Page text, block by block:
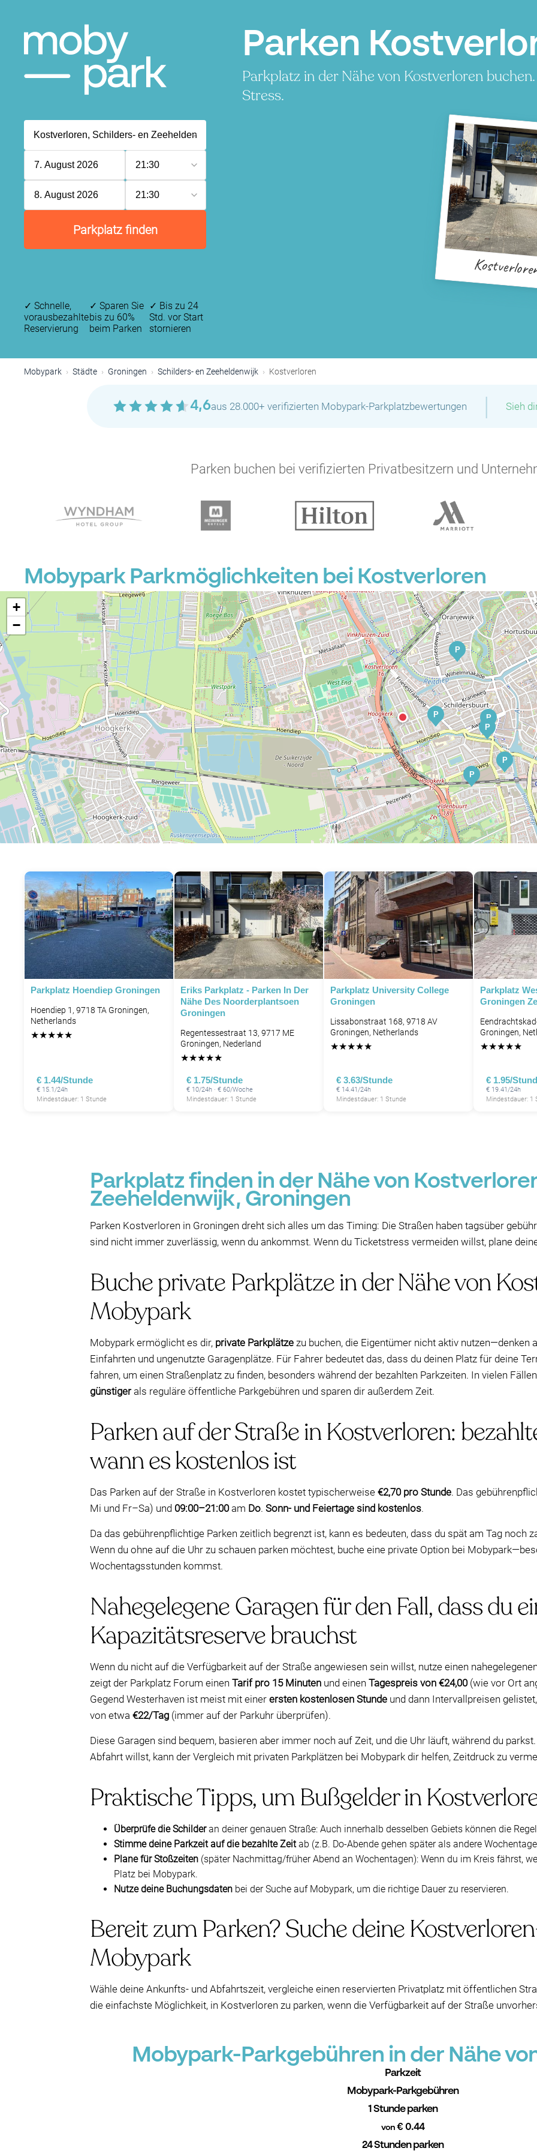
Parken
Parkplatz in der Nähe von Kostverloren
Stress.
7. August 2026 21:30
8. August 2026 21:30
Parkplatz finden
✓ Schnelle,
vorausbezahlte
Reservierung
✓ Sparen Sie
bis zu 60%
beim Parken
✓ Bis zu 24
Std. vor Start
stornieren
Mobypark Städte Groningen Schilders- en Zeeheldenwijk Kostverloren
4,6aus 28.000+ verifizierten Mobypark-Parkplatzbewertungen | Sieh
Parken buchen bei verifizierten Privatbesitzern und
Mobypark Parkmöglichkeiten bei Kostverloren
P
P
P
P
P
P
P
+
−
Parkplatz Hoendiep Groningen
Hoendiep 1, 9718 TA Groningen,
Netherlands
★★★★★
€ 1.44/Stunde
€ 15.1/24h
Mindestdauer: 1 Stunde
Eriks Parkplatz - Parken In Der
Nähe Des Noorderplantsoen
Groningen
Regentessestraat 13, 9717 ME
Groningen, Nederland
★★★★★
€ 1.75/Stunde
€ 10/24h · € 60/Woche
Mindestdauer: 1 Stunde
Parkplatz University College
Groningen
Lissabonstraat 168, 9718 AV
Groningen, Netherlands
★★★★★
€ 3.63/Stunde
€ 14.41/24h
Mindestdauer: 1 Stunde
Parkplatz
Groningen
Groningen,
★★★★★
€ 1.95/
€ 19.41/24h
Mindestdauer: 1
Parkplatz finden in der Nähe von
Zeeheldenwijk, Groningen
Parken Kostverloren in Groningen dreht sich alles um das Timing: Die Straßen haben tagsüber
sind nicht immer zuverlässig, wenn du ankommst. Wenn du Ticketstress vermeiden willst, plane
Buche private Parkplätze in der Nähe von
Mobypark
Mobypark ermöglicht es dir, private Parkplätze zu buchen, die Eigentümer nicht aktiv nutzen—denken
Einfahrten und ungenutzte Garagenplätze. Für Fahrer bedeutet das, dass du deinen Platz für deine
fahren, um einen Straßenplatz zu finden, besonders während der bezahlten Parkzeiten. In vielen
günstigerals reguläre öffentliche Parkgebühren und sparen dir außerdem Zeit.
Parken auf der Straße in Kostverloren:
wann es kostenlos ist
Das Parken auf der Straße in Kostverloren kostet typischerweise €2,70 pro Stunde. Das
Mi und Fr–Sa) und 09:00–21:00am Do. Sonn- und Feiertage sind kostenlos.
Da das gebührenpflichtige Parken zeitlich begrenzt ist, kann es bedeuten, dass du spät am Tag noch
Wenn du ohne auf die Uhr zu schauen parken möchtest, buche eine private Option bei
Wochentagsstunden kommst.
Nahegelegene Garagen für den Fall, dass du
Kapazitätsreserve brauchst
Wenn du nicht auf die Verfügbarkeit auf der Straße angewiesen sein willst, nutze einen
zeigt der Parkplatz Forum einen Tarif pro 15 Minuten und einen Tagespreis von €24,00(wie vor Ort
Gegend Westerhaven ist meist mit einer ersten kostenlosen Stunde und dann Intervallpreisen
von etwa €22/Tag (immer auf der Parkuhr überprüfen).
Diese Garagen sind bequem, basieren aber immer noch auf Zeit, und die Uhr läuft, während du
Abfahrt willst, kann der Vergleich mit privaten Parkplätzen bei Mobypark dir helfen, Zeitdruck zu
Praktische Tipps, um Bußgelder in
Überprüfe die Schilderan deiner genauen Straße: Auch innerhalb desselben Gebiets können die
Stimme deine Parkzeit auf die bezahlte Zeitab (z.B. Do-Abende gehen später als andere
Plane für Stoßzeiten (später Nachmittag/früher Abend an Wochentagen): Wenn du im Kreis fährst,
Platz bei Mobypark.
Nutze deine Buchungsdaten bei der Suche auf Mobypark, um die richtige Dauer zu reservieren.
Bereit zum Parken? Suche deine
Mobypark
Wähle deine Ankunfts- und Abfahrtszeit, vergleiche einen reservierten Privatplatz mit öffentlichen
die einfachste Möglichkeit, in Kostverloren zu parken, wenn die Verfügbarkeit auf der Straße
Mobypark-Parkgebühren in der Nähe
Parkzeit
Mobypark-Parkgebühren
1 Stunde parken
von € 0.44
24 Stunden parken